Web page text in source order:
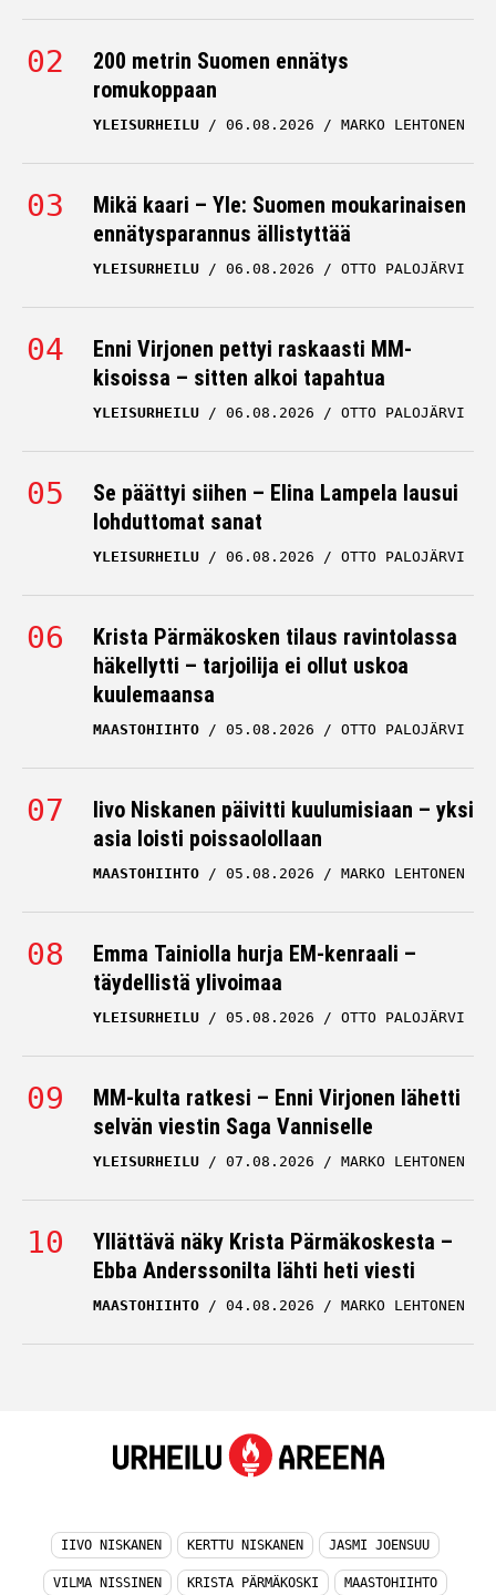
200 metrin Suomen ennätys
romukoppaan
YLEISURHEILU 06.08.2026 MARKO LEHTONEN
Mikä kaari – Yle: Suomen moukarinaisen
ennätysparannus ällistyttää
YLEISURHEILU 06.08.2026 OTTO PALOJÄRVI
Enni Virjonen pettyi raskaasti MM-
kisoissa – sitten alkoi tapahtua
YLEISURHEILU 06.08.2026 OTTO PALOJÄRVI
Se päättyi siihen – Elina Lampela lausui
lohduttomat sanat
YLEISURHEILU 06.08.2026 OTTO PALOJÄRVI
Krista Pärmäkosken tilaus ravintolassa
häkellytti – tarjoilija ei ollut uskoa
kuulemaansa
MAASTOHIIHTO 05.08.2026 OTTO PALOJÄRVI
Iivo Niskanen päivitti kuulumisiaan – yksi
asia loisti poissaolollaan
MAASTOHIIHTO 05.08.2026 MARKO LEHTONEN
Emma Tainiolla hurja EM-kenraali –
täydellistä ylivoimaa
YLEISURHEILU 05.08.2026 OTTO PALOJÄRVI
MM-kulta ratkesi – Enni Virjonen lähetti
selvän viestin Saga Vanniselle
YLEISURHEILU 07.08.2026 MARKO LEHTONEN
Yllättävä näky Krista Pärmäkoskesta –
Ebba Anderssonilta lähti heti viesti
MAASTOHIIHTO 04.08.2026 MARKO LEHTONEN
IIVO NISKANEN KERTTU NISKANEN JASMI JOENSUU
VILMA NISSINEN KRISTA PÄRMÄKOSKI MAASTOHIIHTO